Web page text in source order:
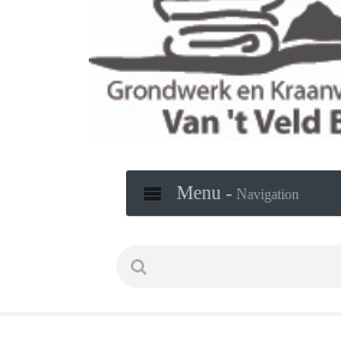
Menu - Navigation